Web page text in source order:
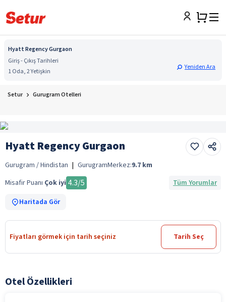
Hyatt Regency Gurgaon
Giriş - Çıkış Tarihleri
1 Oda, 2 Yetişkin
Yeniden Ara
Setur Gurugram Otelleri
Hyatt Regency Gurgaon
Gurugram / Hindistan | GurugramMerkez:9.7 km
Misafir Puanı Çok iyi 4.3/5
Tüm Yorumlar
Haritada Gör
Fiyatları görmek için tarih seçiniz Tarih Seç
Otel Özellikleri